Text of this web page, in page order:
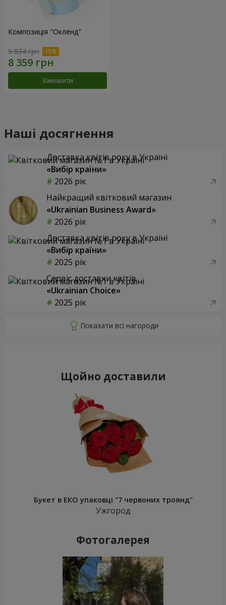
Композиція "Окленд"
9 834 грн
Замовити
Наші досягнення
Доставка квітів року в Україні
«Вибір країни»
2026 рік
Найкращий квітковий магазин
«Ukrainian Business Award»
2026 рік
Доставка квітів року в Україні
«Вибір країни»
2025 рік
Сервіс доставки квітів
«Ukrainian Choice»
2025 рік
Щойно доставили
Букет в ЕКО упаковці "7 червоних троянд"
Ужгород
Фотогалерея